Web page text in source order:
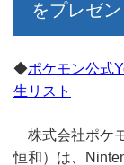
をプレゼン
◆ポケモン公式
生リスト
株式会社ポケ
恒和）は、